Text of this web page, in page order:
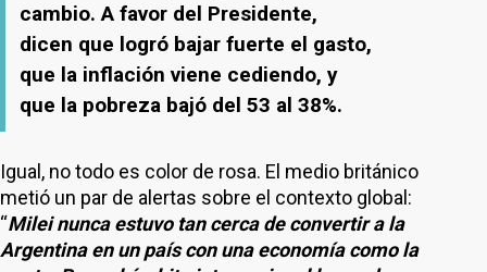
cambio. A favor del Presidente,
dicen que logró bajar fuerte el gasto,
que la inflación viene cediendo, y
que la pobreza bajó del 53 al 38%.
Igual, no todo es color de rosa. El medio británico
metió un par de alertas sobre el contexto global:
“Milei nunca estuvo tan cerca de convertir a la
Argentina en un país con una economía como la